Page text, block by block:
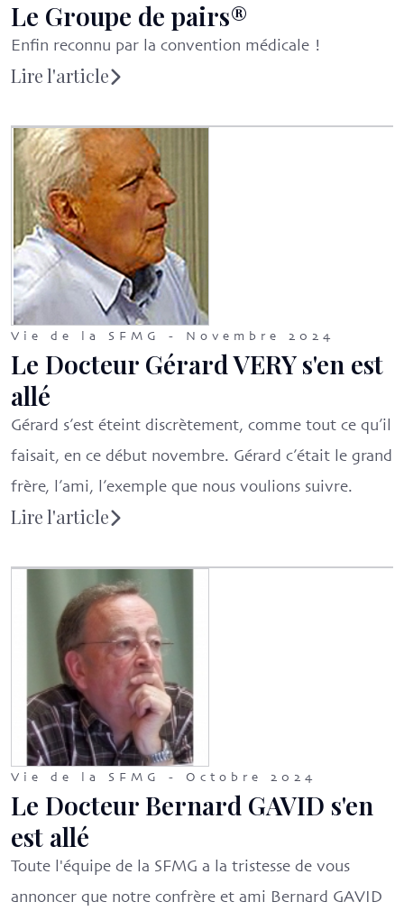
Le Groupe de pairs®
Enfin reconnu par la convention médicale !
Lire l'article
Vie de la SFMG - Novembre 2024
Le Docteur Gérard VERY s'en est
allé
Gérard s’est éteint discrètement, comme tout ce qu’il
faisait, en ce début novembre. Gérard c’était le grand
frère, l’ami, l’exemple que nous voulions suivre.
Lire l'article
Vie de la SFMG - Octobre 2024
Le Docteur Bernard GAVID s'en
est allé
Toute l'équipe de la SFMG a la tristesse de vous
annoncer que notre confrère et ami Bernard GAVID